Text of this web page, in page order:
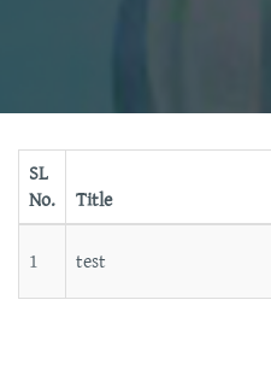
SL
No.
Title
1 test